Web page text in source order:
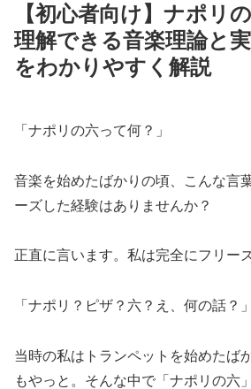
【初心者向け】ナポリ
理解できる音楽理論と
をわかりやすく解説
「ナポリの六って何？」
音楽を始めたばかりの頃、こんな言
ーズした経験はありませんか？
正直に言います。私は完全にフリー
「ナポリ？ピザ？六？え、何の話？」
当時の私はトランペットを始めたば
もやっと。そんな中で「ナポリの六